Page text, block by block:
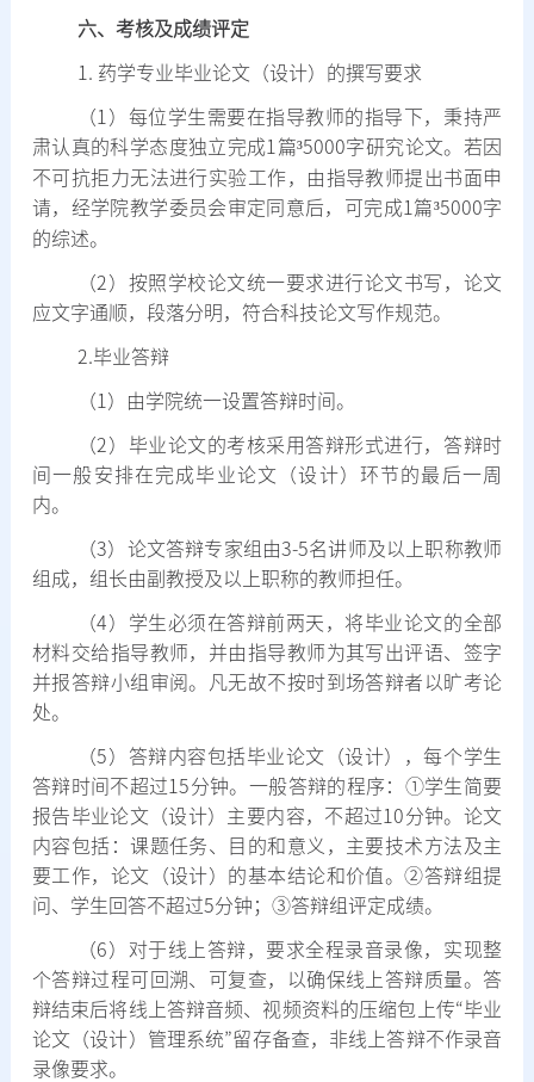
六、考核及成绩评定
1. 药学专业毕业论文（设计）的撰写要求
（1 ）每位学生需要在指导教师的指导下，秉持严
肃认真的科学态度独立完成1 篇³5000字研究论文。 若因
不可抗拒力无法进行实验工作，由指导教师提出书面申
请，经学院教学委员会审定同意后，可完成1 篇³5000字
的综述。
（2）按照学校论文统一要求进行论文书写，论文
应文字通顺，段落分明，符合科技论文写作规范。
2. 毕业答辩
（1 ）由学院统一设置答辩时间。
（2）毕业论文的考核采用答辩形式进行，答辩时
间一般安排在完成毕业论文（设计）环节的最后一周
内。
（3）论文答辩专家组由3-5名讲师及以上职称教师
组成，组长由副教授及以上职称的教师担任。
（4）学生必须在答辩前两天，将毕业论文的全部
材料交给指导教师，并由指导教师为其写出评语、签字
并报答辩小组审阅。凡无故不按时到场答辩者以旷考论
处。
（5）答辩内容包括毕业论文（设计），每个学生
答辩时间不超过15分钟。一般答辩的程序： ①学生简要
报告毕业论文（设计）主要内容，不超过10分钟。论文
内容包括：课题任务、目的和意义，主要技术方法及主
要工作，论文（设计）的基本结论和价值。②答辩组提
问、学生回答不超过5分钟； ③答辩组评定成绩。
（6）对于线上答辩，要求全程录音录像，实现整
个答辩过程可回溯、可复查，以确保线上答辩质量。答
辩结束后将线上答辩音频、视频资料的压缩包上传“毕业
论文（设计）管理系统”留存备查，非线上答辩不作录音
录像要求。